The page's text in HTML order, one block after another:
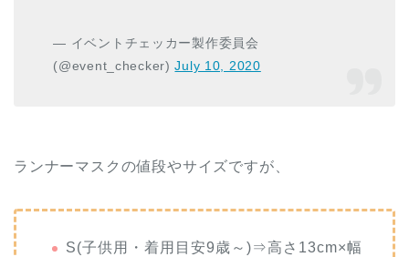
— イベントチェッカー製作委員会
(@event_checker)July 10, 2020
ランナーマスクの値段やサイズですが、
S(子供用・着用目安9歳～)⇒高さ13cm×幅